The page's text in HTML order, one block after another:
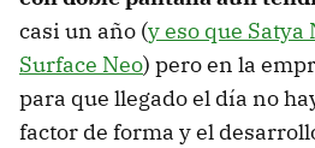
casi un año (y eso que
Surface Neo) pero en la
para que llegado el día no
factor de forma y el